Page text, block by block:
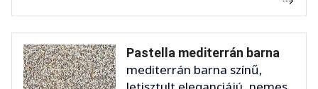
Pastella mediterrán barna
mediterrán barna színű,